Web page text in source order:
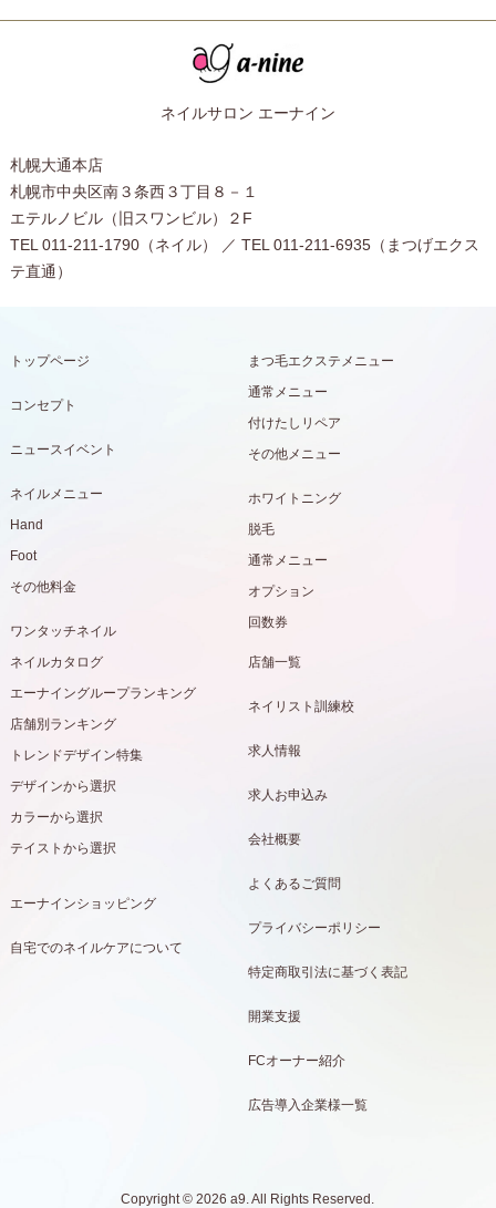
ネイルサロン エーナイン
札幌大通本店
札幌市中央区南３条西３丁目８－１
エテルノビル（旧スワンビル）２F
TEL 011-211-1790（ネイル） ／ TEL 011-211-6935（まつげエクス
テ直通）
トップページ
コンセプト
ニュースイベント
ネイルメニュー
Hand
Foot
その他料金
ワンタッチネイル
まつ毛エクステメニュー
通常メニュー
付けたしリペア
その他メニュー
ホワイトニング
脱毛
通常メニュー
オプション
回数券
ネイルカタログ
エーナイングループランキング
店舗別ランキング
トレンドデザイン特集
デザインから選択
カラーから選択
テイストから選択
エーナインショッピング
自宅でのネイルケアについて
店舗一覧
ネイリスト訓練校
求人情報
求人お申込み
会社概要
よくあるご質問
プライバシーポリシー
特定商取引法に基づく表記
開業支援
FCオーナー紹介
広告導入企業様一覧
Copyright © 2026 a9. All Rights Reserved.